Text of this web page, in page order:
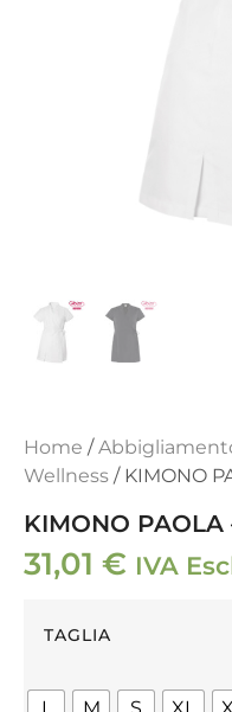
Home /
Wellness / KIMONO
KIMONO
31,01 € IVA
TAGLIA